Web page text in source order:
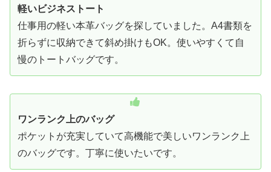
軽いビジネストート
仕事用の軽い本革バッグを探していました。A4書類を
折らずに収納できて斜め掛けもOK。使いやすくて自
慢のトートバッグです。
ワンランク上のバッグ
ポケットが充実していて高機能で美しいワンランク上
のバッグです。丁寧に使いたいです。